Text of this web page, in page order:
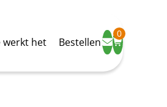
werkt het Bestellen
0